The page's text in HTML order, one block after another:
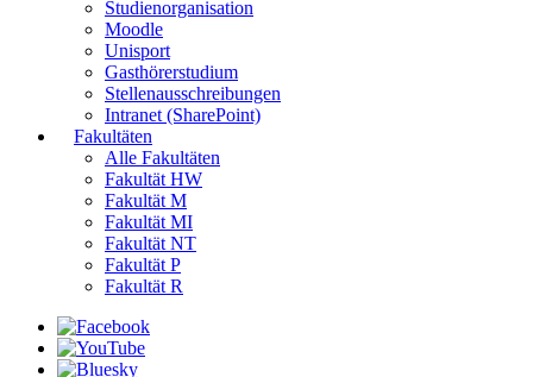
Studienorganisation
Moodle
Unisport
Gasthörerstudium
Stellenausschreibungen
Intranet (SharePoint)
Fakultäten
Alle Fakultäten
Fakultät HW
Fakultät M
Fakultät MI
Fakultät NT
Fakultät P
Fakultät R